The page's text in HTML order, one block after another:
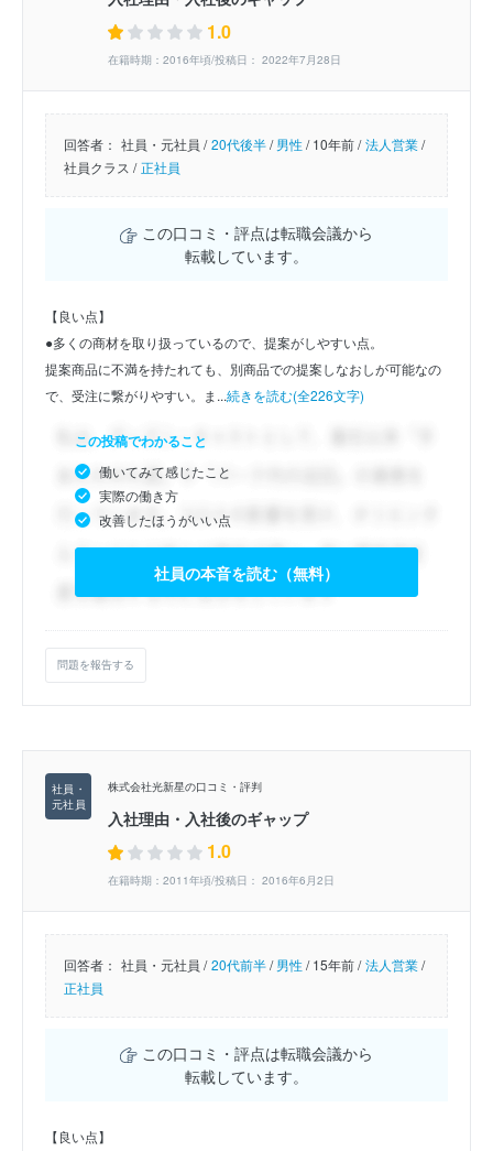
1.0
在籍時期：2016年頃/投稿日： 2022年7月28日
回答者： 社員・元社員 / 20代後半/男性/10年前 / 法人営業/
社員クラス / 正社員
この口コミ・評点は転職会議から
転載しています。
【良い点】
●多くの商材を取り扱っているので、提案がしやすい点。
提案商品に不満を持たれても、別商品での提案しなおしが可能なの
で、受注に繋がりやすい。ま...続きを読む(全226文字)
この投稿でわかること
働いてみて感じたこと
実際の働き方
改善したほうがいい点
社員の本音を読む（無料）
問題を報告する
株式会社光新星の口コミ・評判
入社理由・入社後のギャップ
1.0
在籍時期：2011年頃/投稿日： 2016年6月2日
回答者： 社員・元社員 / 20代前半/男性/15年前 / 法人営業/
正社員
この口コミ・評点は転職会議から
転載しています。
【良い点】